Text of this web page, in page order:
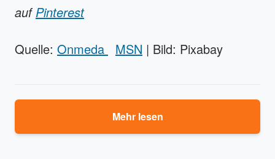
aufPinterest
Quelle: Onmeda MSN | Bild: Pixabay
Mehr lesen